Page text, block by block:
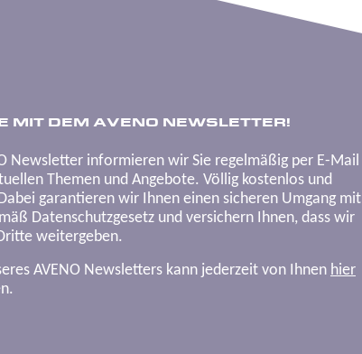
MIT DEM AVENO NEWSLETTER!
Newsletter informieren wir Sie regelmäßig per E-Mail
Themen und Angebote. Völlig kostenlos und
garantieren wir Ihnen einen sicheren Umgang mit
Datenschutzgesetz und versichern Ihnen, dass wir
weitergeben.
AVENO Newsletters kann jederzeit von Ihnen hier